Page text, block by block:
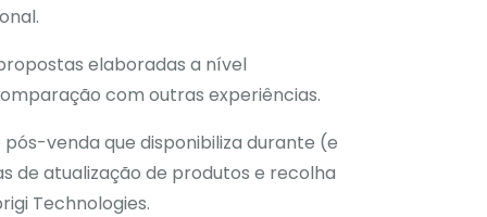
elaboradas a nível
com outras experiências.
venda que disponibiliza durante (e
de atualização de produtos e recolha
Technologies.